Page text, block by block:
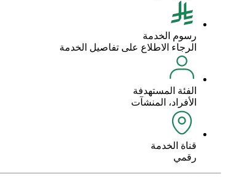
رسوم الخدمة
الرجاء الاطلاع على تفاصيل الخدمة
الفئة المستهدفة
الأفراد، المنشآت
قناة الخدمة
رقمي